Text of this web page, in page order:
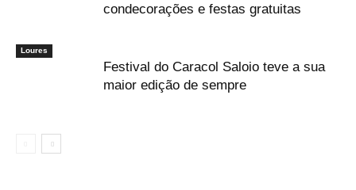
condecorações e festas gratuitas
Loures
Festival do Caracol Saloio teve a sua
maior edição de sempre